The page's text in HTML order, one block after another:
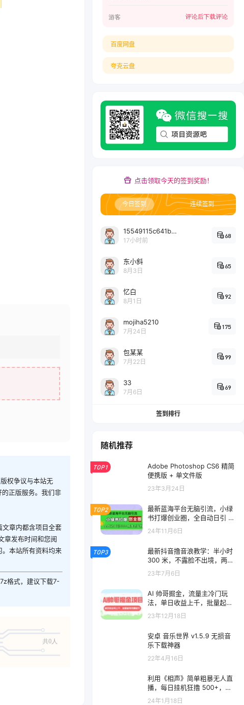
权争议与本站无
正版服务。我们非
章内都含项目全套
章发布时间和您阅
本站所有资料均来
格式，建议下载7-
共0人
游客 评论后下载评论
百度网盘
夸克云盘
点击领取今天的签到奖励！
今日签到 连续签到
15549115c641bc6524e64d1d800349ec7396
17小时前
68
东小斜
8月3日
65
忆白
8月1日
92
mojiha5210
7月24日
175
包某某
7月22日
99
33
7月6日
69
签到排行
随机推荐
TOP1
Adobe Photoshop CS6 精简
便携版 + 单文件版
23年3月24日
TOP2
最新蓝海平台无脑引流，小绿
书打爆创业圈，全自动日引 5
00+ 精准创业粉
24年11月6日
TOP3
最新抖音撸音浪教学：半小时
300 米，不露脸不出境，两三
场就能拉爆直播间
23年7月6日
AI 帅哥掘金，流量主冷门玩
法，单日收益上千，批量起号
无限放大
23年12月18日
安卓 音乐世界 v1.5.9 无损音
乐下载神器
22年4月16日
利用《相声》简单粗暴无人直
播，每日挂机狂撸 500+，你
来你也行
24年1月18日